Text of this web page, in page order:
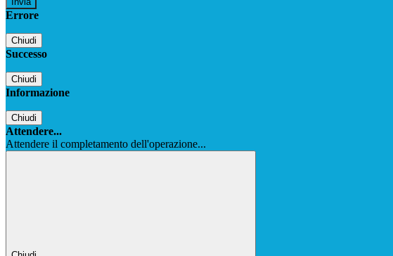
Errore
Chiudi
Successo
Chiudi
Informazione
Chiudi
Attendere...
Attendere il completamento dell'operazione...